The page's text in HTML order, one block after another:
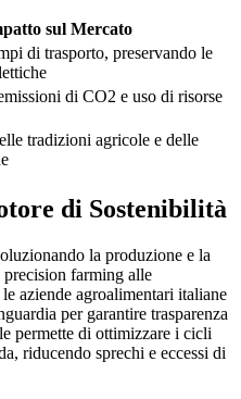
sul Mercato
di trasporto, preservando le
di CO2 e uso di risorse
tradizioni agricole e delle
di Sostenibilità
la produzione e la
farming alle
aziende agroalimentari italiane
per garantire trasparenza
permette di ottimizzare i cicli
riducendo sprechi e eccessi di